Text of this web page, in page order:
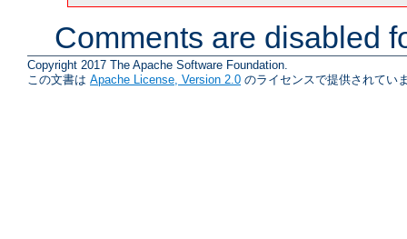
Comments are disabled
Copyright 2017 The Apache Software Foundation.
この文書は Apache License, Version 2.0 のライセンスで提供されてい